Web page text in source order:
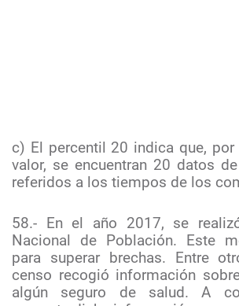
c) El percentil 20 indica que,
valor, se encuentran 20 datos
referidos a los tiempos de los
58.- En el año 2017, se
Nacional de Población. Este
para superar brechas. Entre
censo recogió información
algún seguro de salud. A